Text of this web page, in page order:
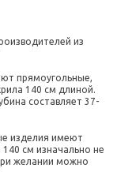
из
прямоугольные,
140 см длиной.
составляет 37-
изделия имеют
см изначально не
желании можно